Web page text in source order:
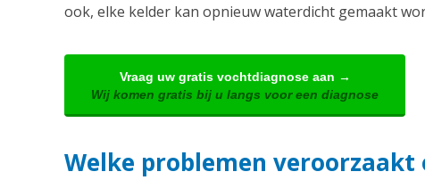
ook, elke kelder kan opnieuw waterdicht gemaakt
Vraag uw gratis vochtdiagnose aan →
Wij komen gratis bij u langs voor een diagnose
Welke problemen